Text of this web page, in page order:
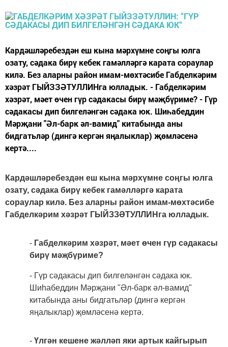
Кардәшләребездән еш кына мәрхүмне соңгы юлга
озату, сәдака бирү кебек гамәлләргә карата сораулар
килә. Без аларны район имам-мөхтәсибе Габделкәрим
хәзрәт ГЫЙЗЗӘТУЛЛИНга юлладык. - Габделкәрим
хәзрәт, мәет өчен гүр сәдакасы бирү мәҗбүриме? - Гүр
сәдакасы дип билгеләнгән сәдака юк. Шиһабеддин
Мәрҗани "Әл-барк әл-вамид" китабында аны
бидгатьләр (дингә кергән яңалыклар) җөмләсенә
кертә....
Кардәшләребездән еш кына мәрхүмне соңгы юлга
озату, сәдака бирү кебек гамәлләргә карата
сораулар килә. Без аларны район имам-мөхтәсибе
Габделкәрим хәзрәт ГЫЙЗЗӘТУЛЛИНга юлладык.
- Габделкәрим хәзрәт, мәет өчен гүр сәдакасы
бирү мәҗбүриме?
- Гүр сәдакасы дип билгеләнгән сәдака юк.
Шиһабеддин Мәрҗани "Әл-барк әл-вамид"
китабында аны бидгатьләр (дингә кергән
яңалыклар) җөмләсенә кертә.
- Үлгән кешене жәлләп яки артык кайгырып